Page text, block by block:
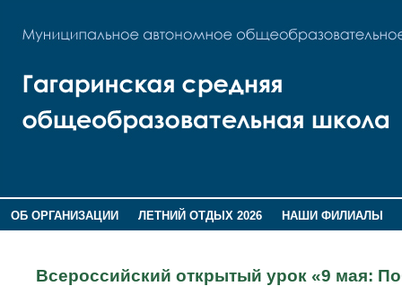
ОБ ОРГАНИЗАЦИИ ЛЕТНИЙ ОТДЫХ 2026
НАШИ ФИЛИАЛЫ
Всероссийский открытый урок «9 мая: